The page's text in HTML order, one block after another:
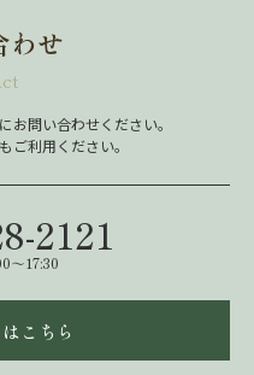
わせ
お問い合わせください。
ご利用ください。
2121
～17:30
こちら